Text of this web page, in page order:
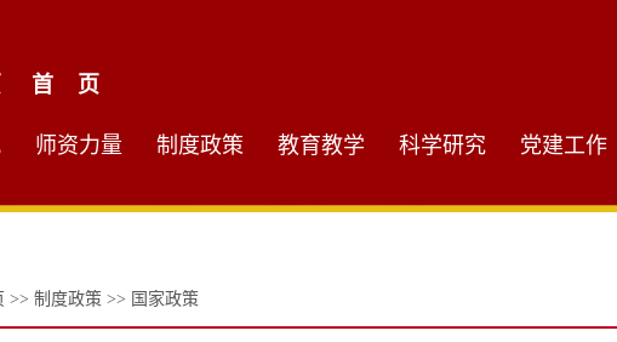
首 页
师资力量 制度政策 教育教学 科学研究 党建工作
>> 制度政策 >> 国家政策